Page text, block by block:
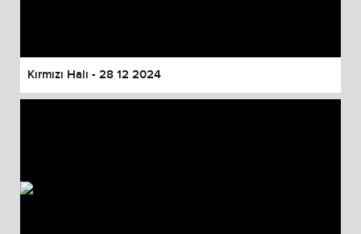
Kırmızı Halı - 28 12 2024